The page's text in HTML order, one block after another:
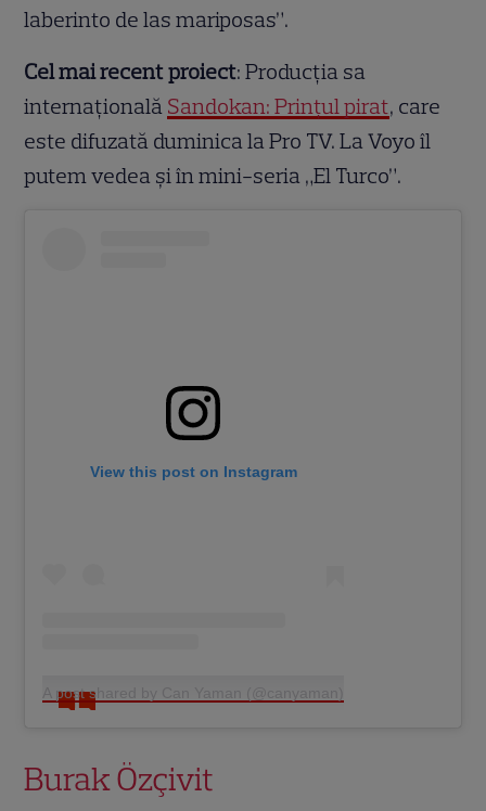
laberinto de las mariposas”.
Cel mai recent proiect: Producția sa
internațională Sandokan: Prinţul pirat, care
este difuzată duminica la Pro TV. La Voyo îl
putem vedea și în mini-seria „El Turco”.
View this post on Instagram
A post shared by Can Yaman (@canyaman)
Burak Özçivit